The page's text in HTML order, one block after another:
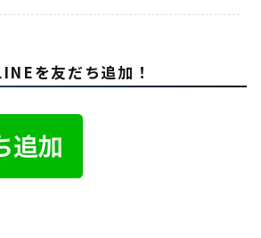
を友だち追加！